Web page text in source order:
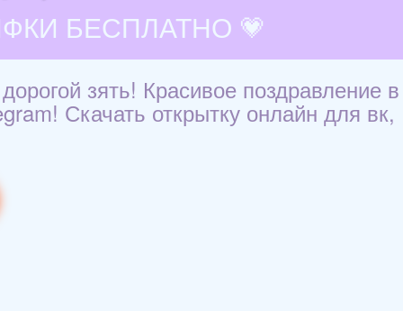
БЕСПЛАТНО 💗
зять! Красивое поздравление в
Скачать открытку онлайн для вк,